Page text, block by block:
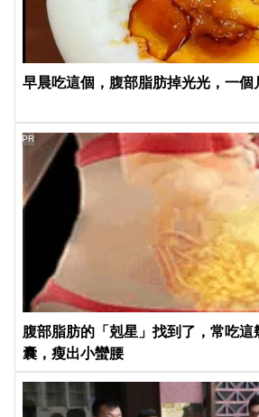
早晨吃這個，腹部脂肪掉光光，一個
腹部脂肪的「剋星」找到了，常吃這
囊，瘦出小蠻腰
PR